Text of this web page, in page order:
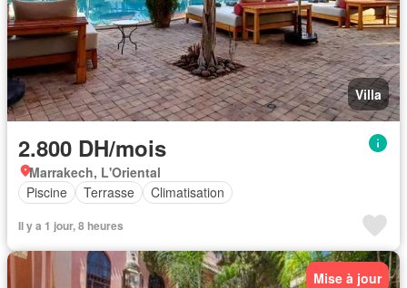
Villa
2.800 DH/mois
Marrakech, L'Oriental
Piscine
Terrasse Climatisation
Il y a 1 jour, 8 heures
Mise à jour